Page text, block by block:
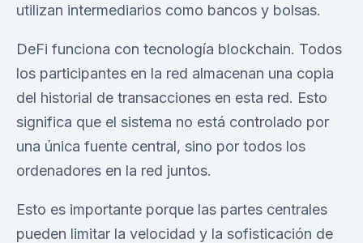
utilizan intermediarios como bancos y bolsas.
DeFi funciona con tecnología blockchain. Todos
los participantes en la red almacenan una copia
del historial de transacciones en esta red. Esto
significa que el sistema no está controlado por
una única fuente central, sino por todos los
ordenadores en la red juntos.
Esto es importante porque las partes centrales
pueden limitar la velocidad y la sofisticación de